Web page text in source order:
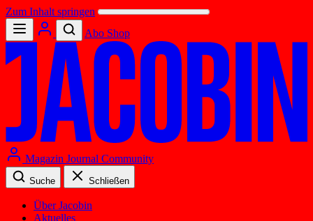
Zum Inhalt springen
Abo Shop
Magazin Journal Community
Suche Schließen
Über Jacobin
Aktuelles